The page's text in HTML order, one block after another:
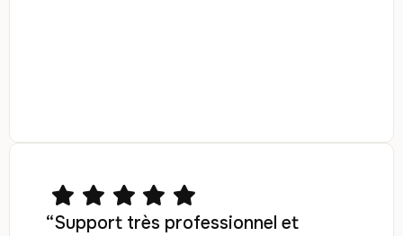
“Support très professionnel et